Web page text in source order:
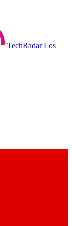
TechRadar Los